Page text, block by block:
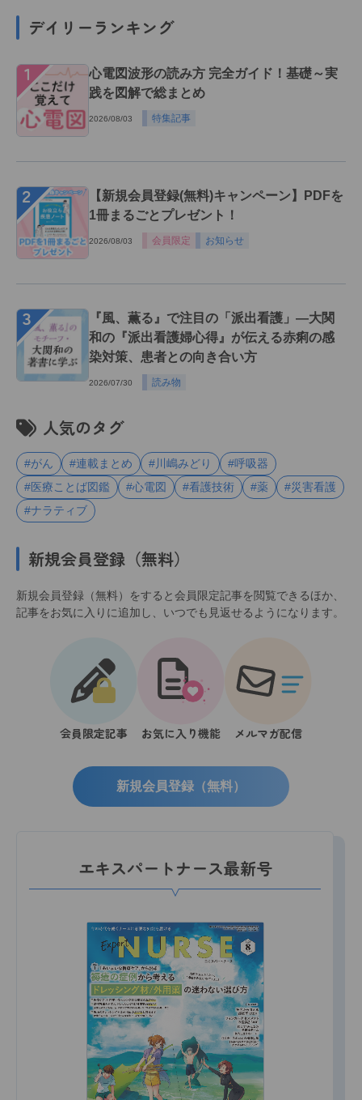
デイリーランキング
１
心電図波形の読み方 完全ガイド！基礎～実
践を図解で総まとめ
2026/08/03 特集記事
２
【新規会員登録(無料)キャンペーン】PDFを
1冊まるごとプレゼント！
2026/08/03 会員限定 お知らせ
３
『風、薫る』で注目の「派出看護」―大関
和の『派出看護婦心得』が伝える赤痢の感
染対策、患者との向き合い方
2026/07/30 読み物
人気のタグ
#がん #連載まとめ #川嶋みどり
#呼吸器
#医療ことば図鑑
#心電図 #看護技術 #薬
#災害看護
#ナラティブ
新規会員登録（無料）
新規会員登録（無料）をすると会員限定記事を閲覧できるほか、
記事をお気に入りに追加し、いつでも見返せるようになります。
会員限定記事 お気に入り機能 メルマガ配信
新規会員登録（無料）
エキスパートナース最新号